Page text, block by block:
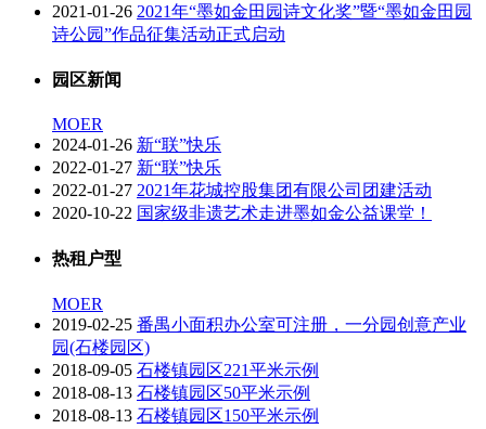
2021-01-26 2021年“墨如金田园诗文化奖”暨“墨如金田园
诗公园”作品征集活动正式启动
园区新闻
MOER
2024-01-26 新“联”快乐
2022-01-27 新“联”快乐
2022-01-27 2021年花城控股集团有限公司团建活动
2020-10-22 国家级非遗艺术走进墨如金公益课堂！
热租户型
MOER
2019-02-25 番禺小面积办公室可注册，一分园创意产业
园(石楼园区)
2018-09-05 石楼镇园区221平米示例
2018-08-13 石楼镇园区50平米示例
2018-08-13 石楼镇园区150平米示例